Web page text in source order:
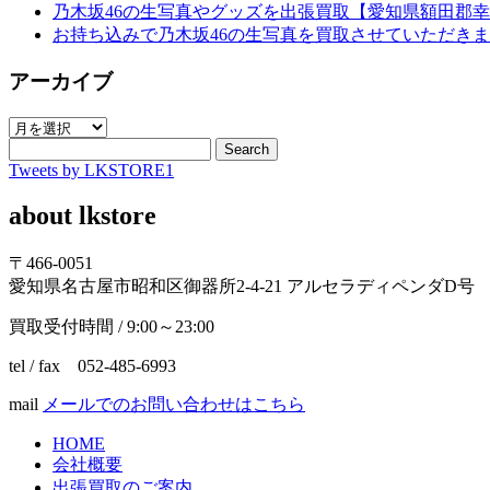
乃木坂46の生写真やグッズを出張買取【愛知県額田郡幸
お持ち込みで乃木坂46の生写真を買取させていただきま
アーカイブ
ア
カ
ブ
Search
Tweets by LKSTORE1
about lkstore
〒466-0051
愛知県名古屋市昭和区御器所2-4-21 アルセラディペンダD号
買取受付時間 / 9:00～23:00
tel / fax 052-485-6993
mail メールでのお問い合わせはこちら
HOME
会社概要